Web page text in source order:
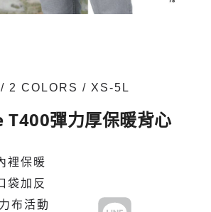
2 COLORS / XS-5L
彈力厚保暖背心
裡保暖
袋加反
布活動